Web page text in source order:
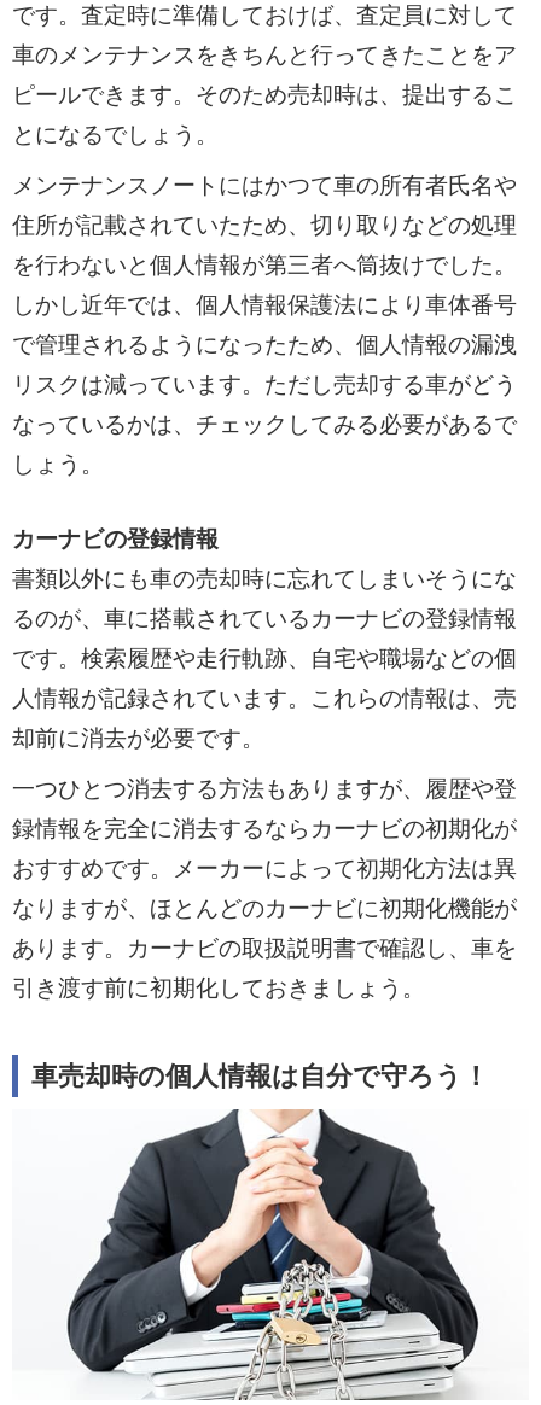
です。査定時に準備しておけば、査定員に対して
車のメンテナンスをきちんと行ってきたことをア
ピールできます。そのため売却時は、提出するこ
とになるでしょう。
メンテナンスノートにはかつて車の所有者氏名や
住所が記載されていたため、切り取りなどの処理
を行わないと個人情報が第三者へ筒抜けでした。
しかし近年では、個人情報保護法により車体番号
で管理されるようになったため、個人情報の漏洩
リスクは減っています。ただし売却する車がどう
なっているかは、チェックしてみる必要があるで
しょう。
カーナビの登録情報
書類以外にも車の売却時に忘れてしまいそうにな
るのが、車に搭載されているカーナビの登録情報
です。検索履歴や走行軌跡、自宅や職場などの個
人情報が記録されています。これらの情報は、売
却前に消去が必要です。
一つひとつ消去する方法もありますが、履歴や登
録情報を完全に消去するならカーナビの初期化が
おすすめです。メーカーによって初期化方法は異
なりますが、ほとんどのカーナビに初期化機能が
あります。カーナビの取扱説明書で確認し、車を
引き渡す前に初期化しておきましょう。
車売却時の個人情報は自分で守ろう！